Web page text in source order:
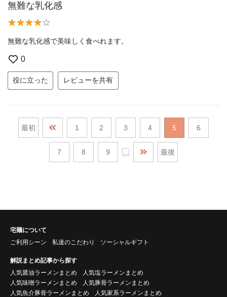
無難な乳化感
無難な乳化感で美味しく食べれます。
0
役に立った レビューを共有
最初 1 2 3 4 5 6
7 8 9 最後
宅麺について
ご利用シーン
私達のこだわり ソーシャルギフト
解説まとめ記事から探す
人気醤油ラーメンまとめ
人気塩ラーメンまとめ
人気味噌ラーメンまとめ
人気豚骨ラーメンまとめ
人気魚介豚骨ラーメンまとめ
人気家系ラーメンまとめ